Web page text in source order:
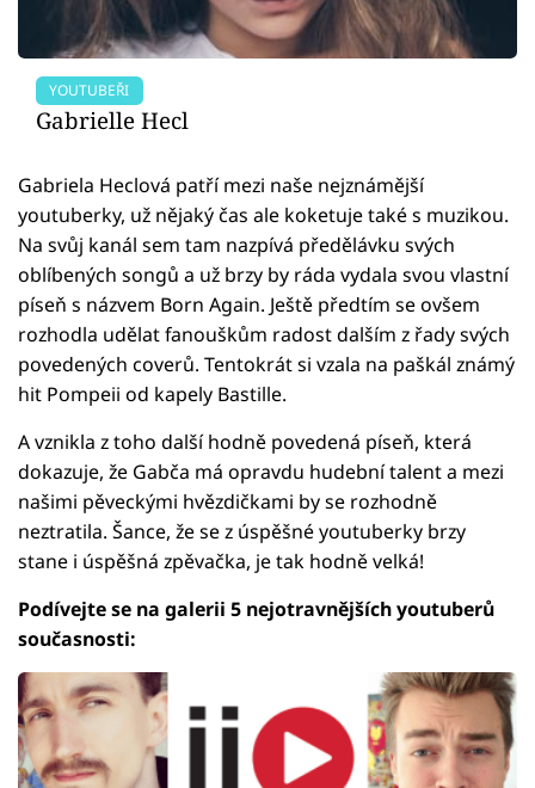
YOUTUBEŘI
Gabrielle Hecl
Gabriela Heclová patří mezi naše nejznámější
youtuberky, už nějaký čas ale koketuje také s muzikou.
Na svůj kanál sem tam nazpívá předělávku svých
oblíbených songů a už brzy by ráda vydala svou vlastní
píseň s názvem Born Again. Ještě předtím se ovšem
rozhodla udělat fanouškům radost dalším z řady svých
povedených coverů. Tentokrát si vzala na paškál známý
hit Pompeii od kapely Bastille.
A vznikla z toho další hodně povedená píseň, která
dokazuje, že Gabča má opravdu hudební talent a mezi
našimi pěveckými hvězdičkami by se rozhodně
neztratila. Šance, že se z úspěšné youtuberky brzy
stane i úspěšná zpěvačka, je tak hodně velká!
Podívejte se na galerii 5 nejotravnějších youtuberů
současnosti: